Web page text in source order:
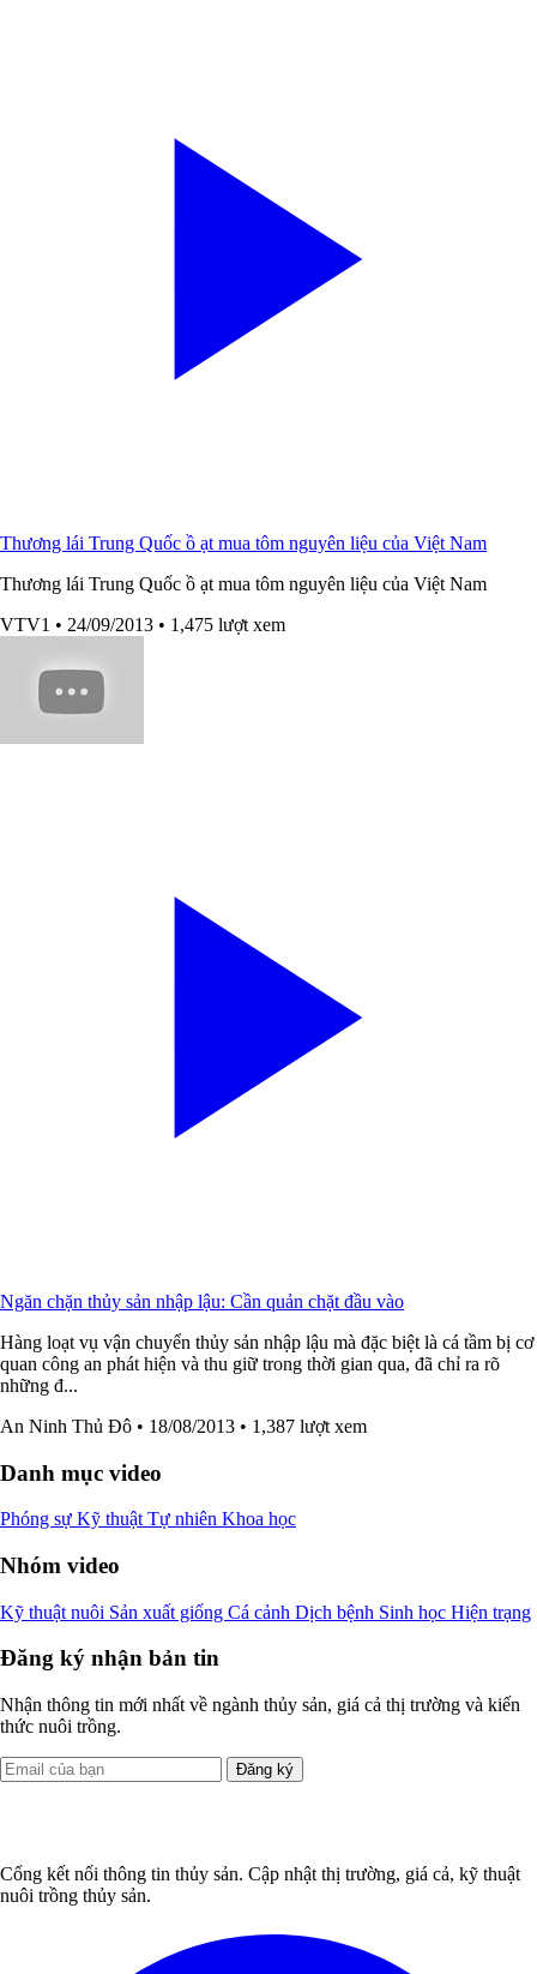
Thương lái Trung Quốc ồ ạt mua tôm nguyên liệu của Việt Nam
Thương lái Trung Quốc ồ ạt mua tôm nguyên liệu của Việt Nam
VTV1 • 24/09/2013 • 1,475 lượt xem
Ngăn chặn thủy sản nhập lậu: Cần quản chặt đầu vào
Hàng loạt vụ vận chuyển thủy sản nhập lậu mà đặc biệt là cá tầm bị cơ
quan công an phát hiện và thu giữ trong thời gian qua, đã chỉ ra rõ
những đ...
An Ninh Thủ Đô • 18/08/2013 • 1,387 lượt xem
Danh mục video
Phóng sự Kỹ thuật Tự nhiên Khoa học
Nhóm video
Kỹ thuật nuôi Sản xuất giống Cá cảnh Dịch bệnh Sinh học Hiện trạng
Đăng ký nhận bản tin
Nhận thông tin mới nhất về ngành thủy sản, giá cả thị trường và kiến
thức nuôi trồng.
Đăng ký
Cổng kết nối thông tin thủy sản. Cập nhật thị trường, giá cả, kỹ thuật
nuôi trồng thủy sản.